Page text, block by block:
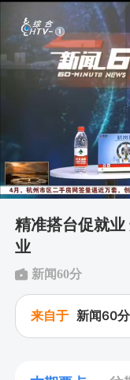
精准搭台促就
业
 新闻60分
来自于 新闻60